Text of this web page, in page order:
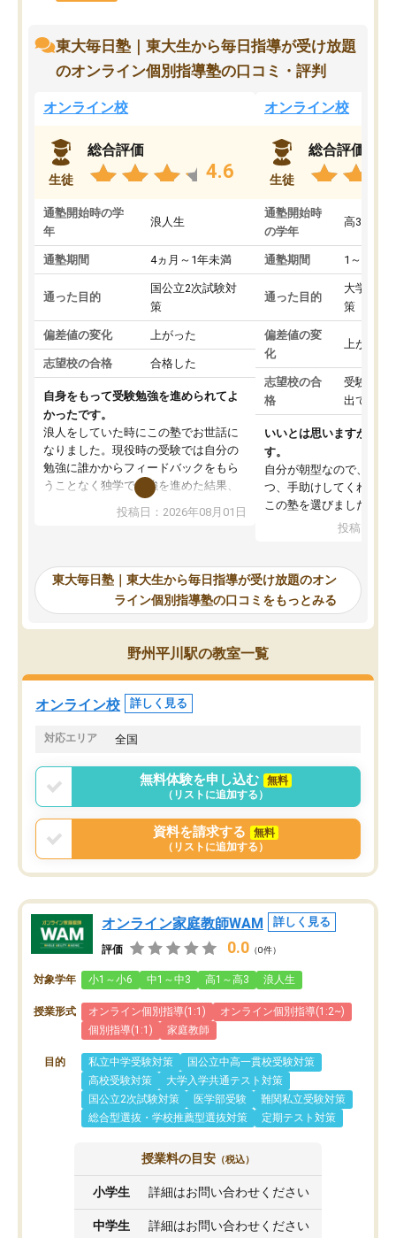
東大毎日塾｜東大生から毎日指導が受け放題
のオンライン個別指導塾の口コミ・評判
オンライン校
生徒
総合評価
4.6
通塾開始時の学
年
浪人生
通塾期間 4ヵ月～1年未満
通った目的
国公立2次試験対
策
偏差値の変化 上がった
志望校の合格 合格した
自身をもって受験勉強を進められてよ
かったです。
浪人をしていた時にこの塾でお世話に
なりました。現役時の受験では自分の
勉強に誰かからフィードバックをもら
うことなく独学で勉強を進めた結果、
入試本番に地歴の学習が間に合わず不
合格となってしまいました。その経験
東大毎日塾にたどり着きました。学習
の長期計画や日々の勉強のやり方につ
いて客観的なアドバイスをいただけた
ので、自信をもって受験勉強を進める
ことができました。自分のように勉強
のやり方や進捗管理で苦労している方
には特におすすめしたい塾です。
投稿日：2026年08月01日
オンライン校
生徒
総合評価
通塾開始時
の学年
高3
通塾期間 1～3ヵ月
通った目的
大学入学
策
偏差値の変
化
上がった
志望校の合
格
受験して
出ていな
いいとは思いますが、料
す。
自分が朝型なので、自習
つ、手助けしてくれる設
この塾を選びました。
投稿日：
東大毎日塾｜東大生から毎日指導が受け放題のオン
ライン個別指導塾の口コミをもっとみる
野州平川駅の教室一覧
オンライン校 詳しく見る
対応エリア 全国
無料体験を申し込む
無料
（リストに追加する）
資料を請求する
無料
（リストに追加する）
オンライン家庭教師WAM 詳しく見る
評価 0.0 （0件）
対象学年 小1～小6 中1～中3 高1～高3 浪人生
授業形式 オンライン個別指導(1:1)
オンライン個別指導(1:2~)
個別指導(1:1)
家庭教師
目的 私立中学受験対策
国公立中高一貫校受験対策
高校受験対策
大学入学共通テスト対策
国公立2次試験対策
医学部受験
難関私立受験対策
総合型選抜・学校推薦型選抜対策
定期テスト対策
授業料の目安 （税込）
小学生 詳細はお問い合わせください
中学生 詳細はお問い合わせください